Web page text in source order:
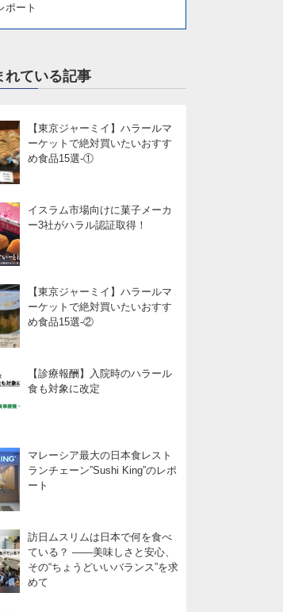
ポート
れている記事
【東京ジャーミイ】ハラールマ
ーケットで絶対買いたいおすす
め食品15選-①
イスラム市場向けに菓子メーカ
ー3社がハラル認証取得！
【東京ジャーミイ】ハラールマ
ーケットで絶対買いたいおすす
め食品15選-②
【診療報酬】入院時のハラール
食も対象に改定
マレーシア最大の日本食レスト
ランチェーン”Sushi King”のレポ
ート
訪日ムスリムは日本で何を食べ
ている？ ――美味しさと安心、
その“ちょうどいいバランス”を求
めて